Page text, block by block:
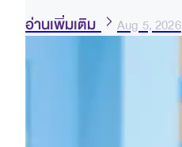
อ่านเพิ่มเติม Aug 5, 2026